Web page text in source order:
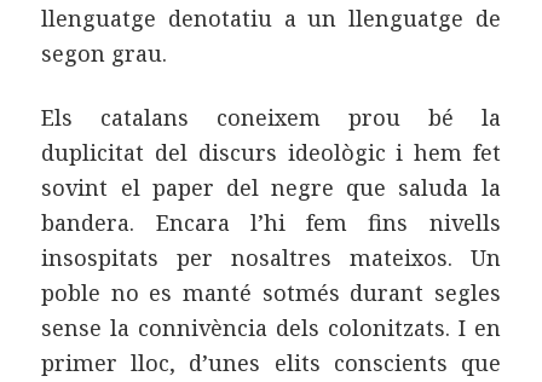
llenguatge denotatiu a un llenguatge de
segon grau.
Els catalans coneixem prou bé la
duplicitat del discurs ideològic i hem fet
sovint el paper del negre que saluda la
bandera. Encara l’hi fem fins nivells
insospitats per nosaltres mateixos. Un
poble no es manté sotmés durant segles
sense la connivència dels colonitzats. I en
primer lloc, d’unes elits conscients que